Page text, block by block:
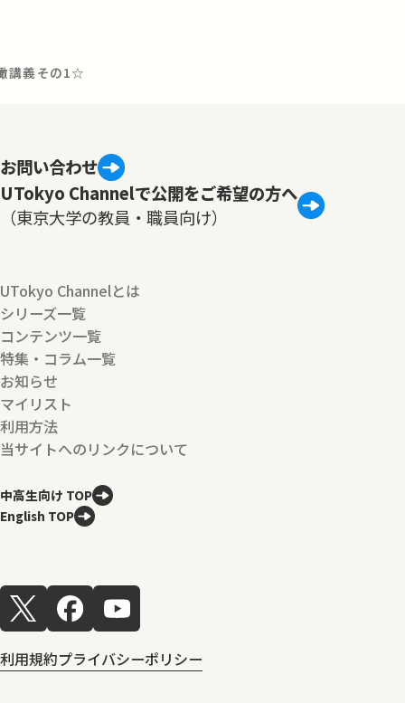
講義その1☆
お問い合わせ
UTokyo Channelで公開をご希望の方へ
（東京大学の教員・職員向け）
UTokyo Channelとは
シリーズ一覧
コンテンツ一覧
特集・コラム一覧
お知らせ
マイリスト
利用方法
当サイトへのリンクについて
中高生向け TOP
English TOP
利用規約プライバシーポリシー